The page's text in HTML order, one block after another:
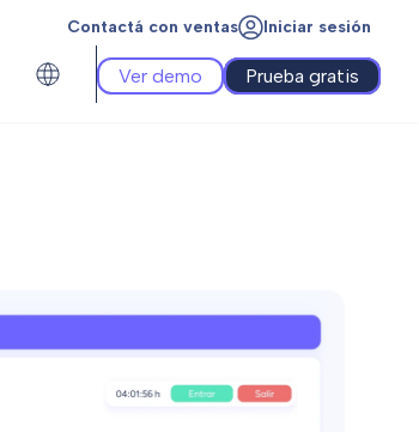
Contactá con ventas Iniciar sesión
Prueba gratis
Ver demo